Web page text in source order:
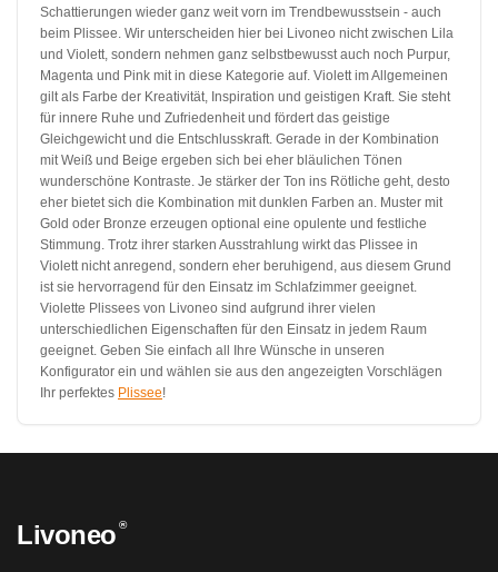
Schattierungen wieder ganz weit vorn im Trendbewusstsein - auch
beim Plissee. Wir unterscheiden hier bei Livoneo nicht zwischen Lila
und Violett, sondern nehmen ganz selbstbewusst auch noch Purpur,
Magenta und Pink mit in diese Kategorie auf. Violett im Allgemeinen
gilt als Farbe der Kreativität, Inspiration und geistigen Kraft. Sie steht
für innere Ruhe und Zufriedenheit und fördert das geistige
Gleichgewicht und die Entschlusskraft. Gerade in der Kombination
mit Weiß und Beige ergeben sich bei eher bläulichen Tönen
wunderschöne Kontraste. Je stärker der Ton ins Rötliche geht, desto
eher bietet sich die Kombination mit dunklen Farben an. Muster mit
Gold oder Bronze erzeugen optional eine opulente und festliche
Stimmung. Trotz ihrer starken Ausstrahlung wirkt das Plissee in
Violett nicht anregend, sondern eher beruhigend, aus diesem Grund
ist sie hervorragend für den Einsatz im Schlafzimmer geeignet.
Violette Plissees von Livoneo sind aufgrund ihrer vielen
unterschiedlichen Eigenschaften für den Einsatz in jedem Raum
geeignet. Geben Sie einfach all Ihre Wünsche in unseren
Konfigurator ein und wählen sie aus den angezeigten Vorschlägen
Ihr perfektes Plissee!
Livoneo ®